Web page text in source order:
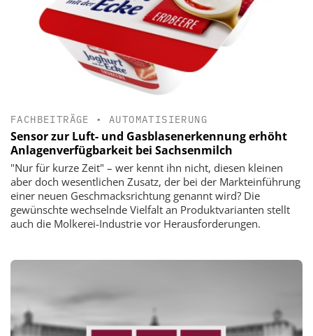
FACHBEITRÄGE •AUTOMATISIERUNG
Sensor zur Luft- und Gasblasenerkennung erhöht
Anlagenverfügbarkeit bei Sachsenmilch
"Nur für kurze Zeit" – wer kennt ihn nicht, diesen kleinen
aber doch wesentlichen Zusatz, der bei der Markteinführung
einer neuen Geschmacksrichtung genannt wird? Die
gewünschte wechselnde Vielfalt an Produktvarianten stellt
auch die Molkerei-Industrie vor Herausforderungen.